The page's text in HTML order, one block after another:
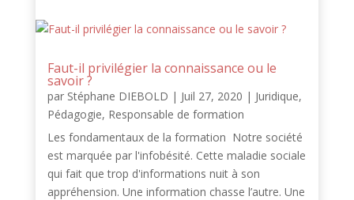
Faut-il privilégier la connaissance ou le
savoir ?
par Stéphane DIEBOLD | Juil 27, 2020 | Juridique,
Pédagogie, Responsable de formation
Les fondamentaux de la formation Notre société
est marquée par l'infobésité. Cette maladie sociale
qui fait que trop d'informations nuit à son
appréhension. Une information chasse l’autre. Une